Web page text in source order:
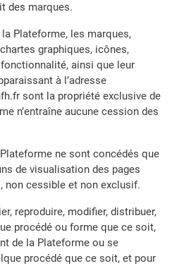
des marques.
la Plateforme, les marques,
graphiques, icônes,
ainsi que leur
à l’adresse
sont la propriété exclusive de
n’entraîne aucune cession des
ne sont concédés que
de visualisation des pages
non cessible et non exclusif.
reproduire, modifier, distribuer,
procédé ou forme que ce soit,
de la Plateforme ou se
procédé que ce soit, et pour